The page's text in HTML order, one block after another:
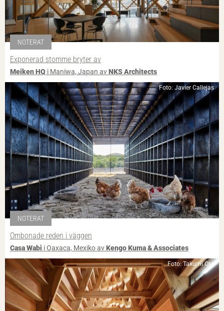
NOTERAT
Exponerad stomme bryter av
Meiken HQ i Maniwa, Japan avNKS Architects
Foto: Javier Callejas
NOTERAT
Ombonade reden i väggen
Casa Wabi i Oaxaca, Mexiko avKengo Kuma & Associates
Foto: Takumi Ota